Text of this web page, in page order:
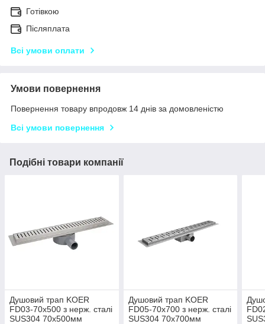
Готівкою
Післяплата
Всі умови оплати
Умови повернення
Повернення товару впродовж 14 днів за домовленістю
Всі умови повернення
Подібні товари компанії
Душовий трап KOER
FD03-70x500 з нерж. сталі
SUS304 70x500мм
Душовий трап KOER
FD05-70x700 з нерж. сталі
SUS304 70x700мм